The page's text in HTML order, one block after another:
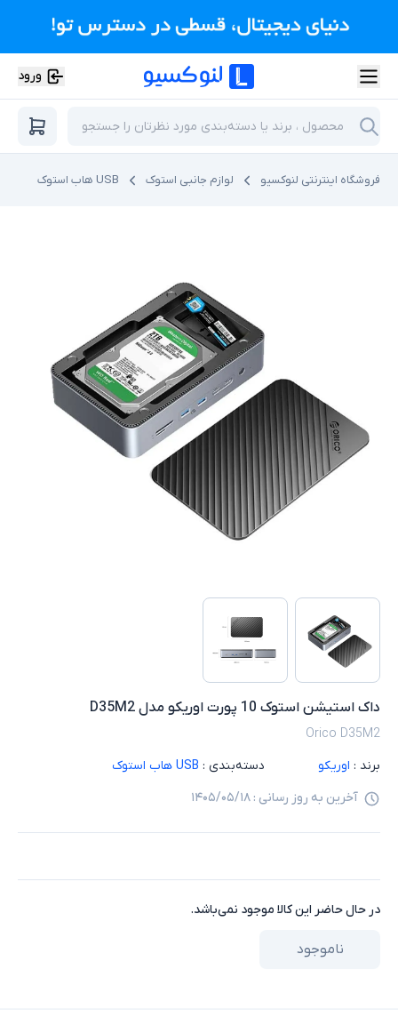
ورود
فروشگاه اینترنتی لنوکسیو لوازم جانبی استوک USB هاب استوک
داک استیشن استوک 10 پورت اوریکو مدل D35M2
Orico D35M2
برند : اوریکو دسته‌بندی : USB هاب استوک
آخرین به روز رسانی : ۱۴۰۵/۰۵/۱۸
در حال حاضر این کالا موجود نمی‌باشد.
ناموجود